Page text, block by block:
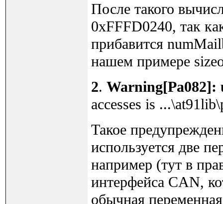
После такого
0xFFFD0240, так
прибавится
нашем примере
2. Warning[Pa082]:
accesses is
Такое
используется две
например (тут в
интерфейса CAN,
обычная